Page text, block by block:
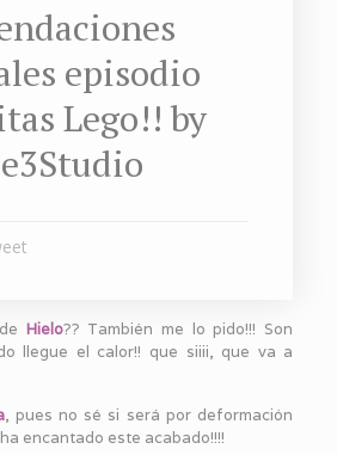
episodio
Lego!! by
Hielo?? También me lo pido!!! Son
llegue el calor!! que siiii, que va a
, pues no sé si será por deformación
encantado este acabado!!!!